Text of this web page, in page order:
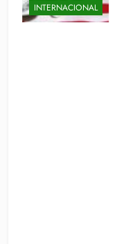
INTERNACIONAL